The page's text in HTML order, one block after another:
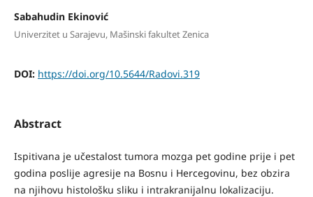
Sabahudin Ekinović
Univerzitet u Sarajevu, Mašinski fakultet Zenica
DOI: https://doi.org/10.5644/Radovi.319
Abstract
Ispitivana je učestalost tumora mozga pet godine prije i pet
godina poslije agresije na Bosnu i Hercegovinu, bez obzira
na njihovu histološku sliku i intrakranijalnu lokalizaciju.